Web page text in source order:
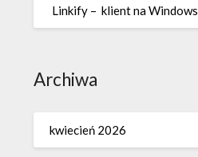
Linkify – klient na Windows
Archiwa
kwiecień 2026